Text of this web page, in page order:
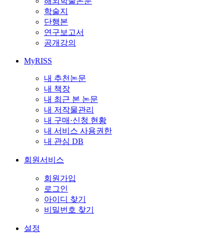
학술지
단행본
연구보고서
공개강의
MyRISS
내 추천논문
내 책장
내 최근 본 논문
내 저작물관리
내 구매·신청 현황
내 서비스 사용권한
내 관심 DB
회원서비스
회원가입
로그인
아이디 찾기
비밀번호 찾기
설정